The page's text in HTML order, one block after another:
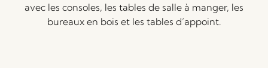
avec les consoles, les tables de salle à manger, les
bureaux en bois et les tables d’appoint.